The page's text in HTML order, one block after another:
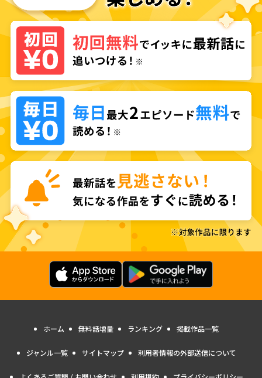
ホーム 無料話増量 ランキング 掲載作品一覧
ジャンル一覧 サイトマップ 利用者情報の外部送信について